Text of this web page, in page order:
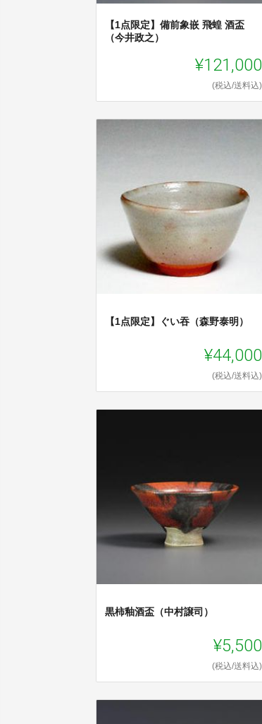
【1点限定】備前象嵌 飛蝗 酒盃
（今井政之）
¥121,000
(税込/送料込)
【1点限定】ぐい吞（森野泰明）
¥44,000
(税込/送料込)
黒柿釉酒盃（中村譲司）
¥5,500
(税込/送料込)